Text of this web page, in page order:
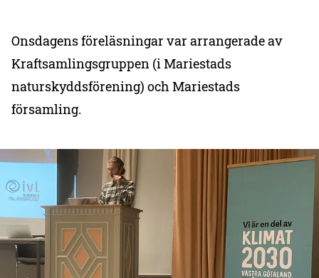
Onsdagens föreläsningar var arrangerade av
Kraftsamlingsgruppen (i Mariestads
naturskyddsförening) och Mariestads
församling.